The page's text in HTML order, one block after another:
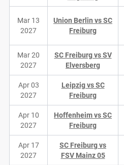
Mar 13
2027
Union Berlin vs SC
Freiburg
Mar 20
2027
SC Freiburg vs SV
Elversberg
Apr 03
2027
Leipzig vs SC
Freiburg
Apr 10
2027
Hoffenheim vs SC
Freiburg
Apr 17
2027
SC Freiburg vs
FSV Mainz 05